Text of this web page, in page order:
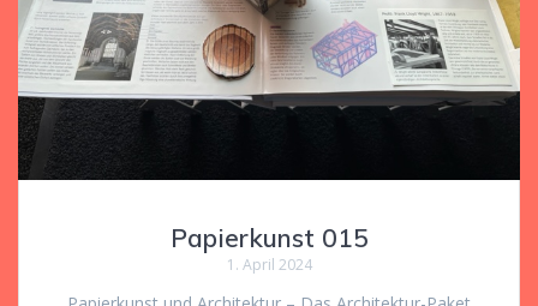
Papierkunst 015
1. April 2024